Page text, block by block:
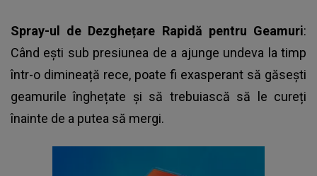
Spray-ul de Dezghețare Rapidă pentru Geamuri:
Când ești sub presiunea de a ajunge undeva la timp
într-o dimineață rece, poate fi exasperant să găsești
geamurile înghețate și să trebuiască să le cureți
înainte de a putea să mergi.